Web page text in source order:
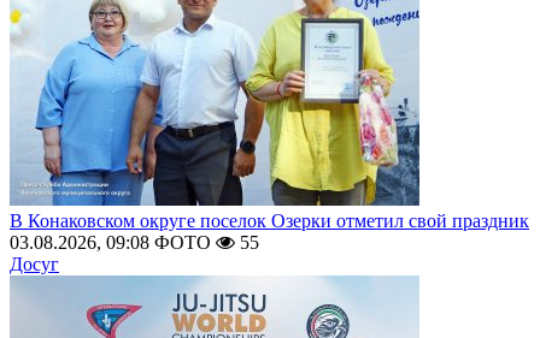
В Конаковском округе поселок Озерки отметил свой праздник
03.08.2026, 09:08 ФОТО
55
Досуг